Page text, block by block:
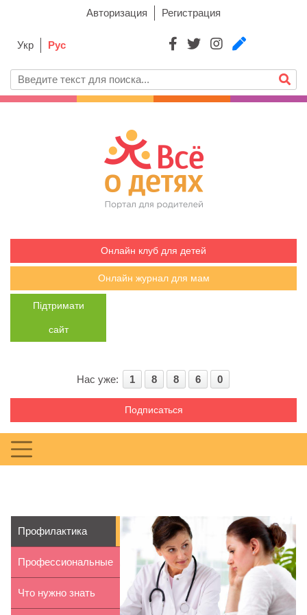
Авторизация Регистрация
Укр Рус
Онлайн клуб для детей
Онлайн журнал для мам
Підтримати
сайт
Нас уже: 1 8 8 6 0
Подписаться
Профилактика
инсульта: когда на...
Профессиональные
кондиционеры д...
Что нужно знать